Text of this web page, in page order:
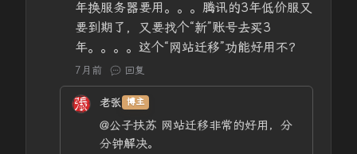
年换服务器要用。。。腾讯的3年低价服又
要到期了，又要找个“新”账号去买3
年。。。。这个“网站迁移”功能好用不？
7月前 回复
老张 博主
@公子扶苏 网站迁移非常的好用，分
分钟解决。